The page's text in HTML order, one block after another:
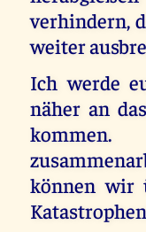
verhindern,
weiter
Ich werde
näher an
können wir